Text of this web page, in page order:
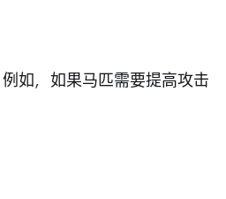
如，如果马匹需要提高攻击